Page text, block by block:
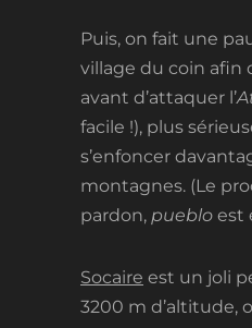
Puis, on fait une
village du coin afin
avant d’attaquer l’
facile !), plus
s’enfoncer
montagnes. (Le
pardon, pueblo est
Socaire est un joli
3200 m d’altitude,